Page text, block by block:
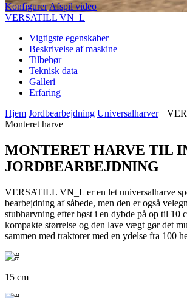
KonfigurerAfspil video
VERSATILL VN_L
Vigtigste egenskaber
Beskrivelse af maskine
Tilbehør
Teknisk data
Galleri
Erfaring
Hjem Jordbearbejdning Universalharver
Monteret harve
MONTERET HARVE TIL
JORDBEARBEJDNING
VERSATILL VN_L er en let universalharve
bearbejdning af såbede, men den er også
stubharvning efter høst i en dybde på op til 10
kompakte størrelse og den lave vægt gør det
sammen med traktorer med en ydelse fra 100
15 cm